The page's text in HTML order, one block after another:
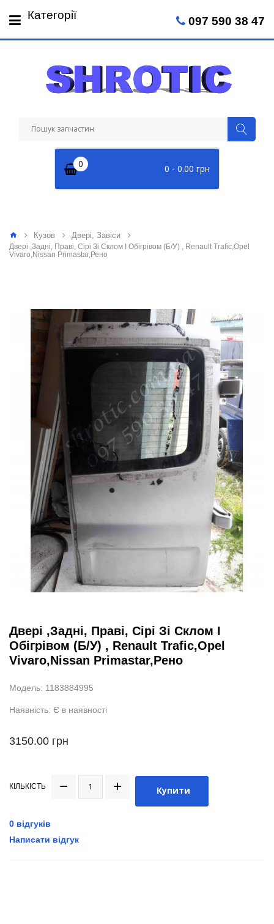
Сб: 09:00 - 14:00
0 - 0.00 грн
0
097 590 38 47
Категорії
Кузов Двері, Завіси
Двері ,Задні, Праві, Сірі Зі Склом І Обігрівом (Б/У) , Renault Trafic,Opel
Vivaro,Nissan Primastar,Рено
Двері ,Задні, Праві, Сірі Зі Склом І
Обігрівом (Б/У) , Renault Trafic,Opel
Vivaro,Nissan Primastar,Рено
Модель: 1183884995
Наявність: Є в наявності
3150.00 грн
КІЛЬКІСТЬ Купити
0 відгуків
Написати відгук